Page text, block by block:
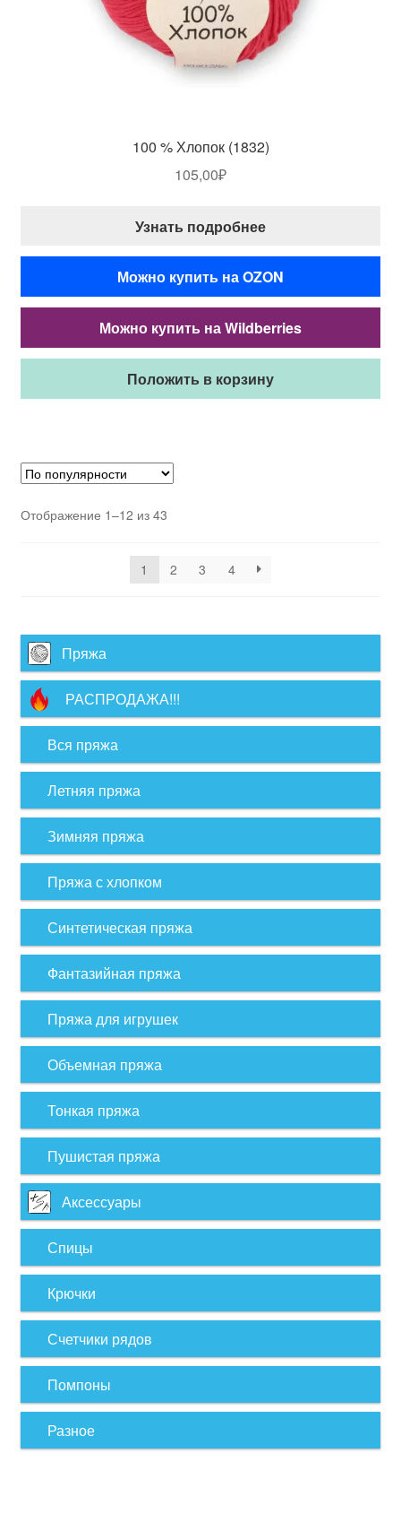
100 % Хлопок (1832)
105,00₽
Узнать подробнее
Можно купить на OZON
Можно купить на Wildberries
Положить в корзину
Отображение 1–12 из 43
1 2 3 4
Пряжа
РАСПРОДАЖА!!!
Вся пряжа
Летняя пряжа
Зимняя пряжа
Пряжа с хлопком
Синтетическая пряжа
Фантазийная пряжа
Пряжа для игрушек
Объемная пряжа
Тонкая пряжа
Пушистая пряжа
Аксессуары
Спицы
Крючки
Счетчики рядов
Помпоны
Разное